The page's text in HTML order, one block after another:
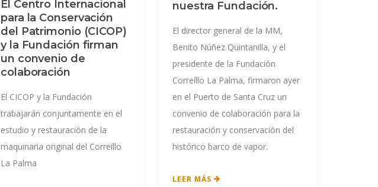
nuestra Fundación.
El director general de la MM,
Benito Núñez Quintanilla, y el
presidente de la Fundación
Correíllo La Palma, firmaron ayer
en el Puerto de Santa Cruz un
convenio de colaboración para la
restauración y conservación del
histórico barco de vapor.
LEER MÁS
El Centro Internacional
para la Conservación
del Patrimonio (CICOP)
y la Fundación firman
un convenio de
colaboración
El CICOP y la Fundación
trabajarán conjuntamente en el
estudio y restauración de la
maquinaria original del Correíllo
La Palma